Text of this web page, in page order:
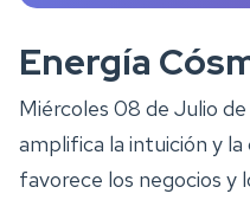
Energía
Miércoles 08 de Julio
amplifica la intuición y
favorece los negocios y